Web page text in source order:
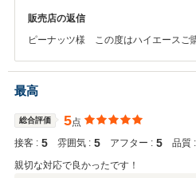
販売店の返信
ピーナッツ様 この度はハイエースご
イエースライフで何かございましたら
最高
総合評価 5点
接客 : 5 雰囲気 : 5 アフター : 5 品質 :
親切な対応で良かったです！